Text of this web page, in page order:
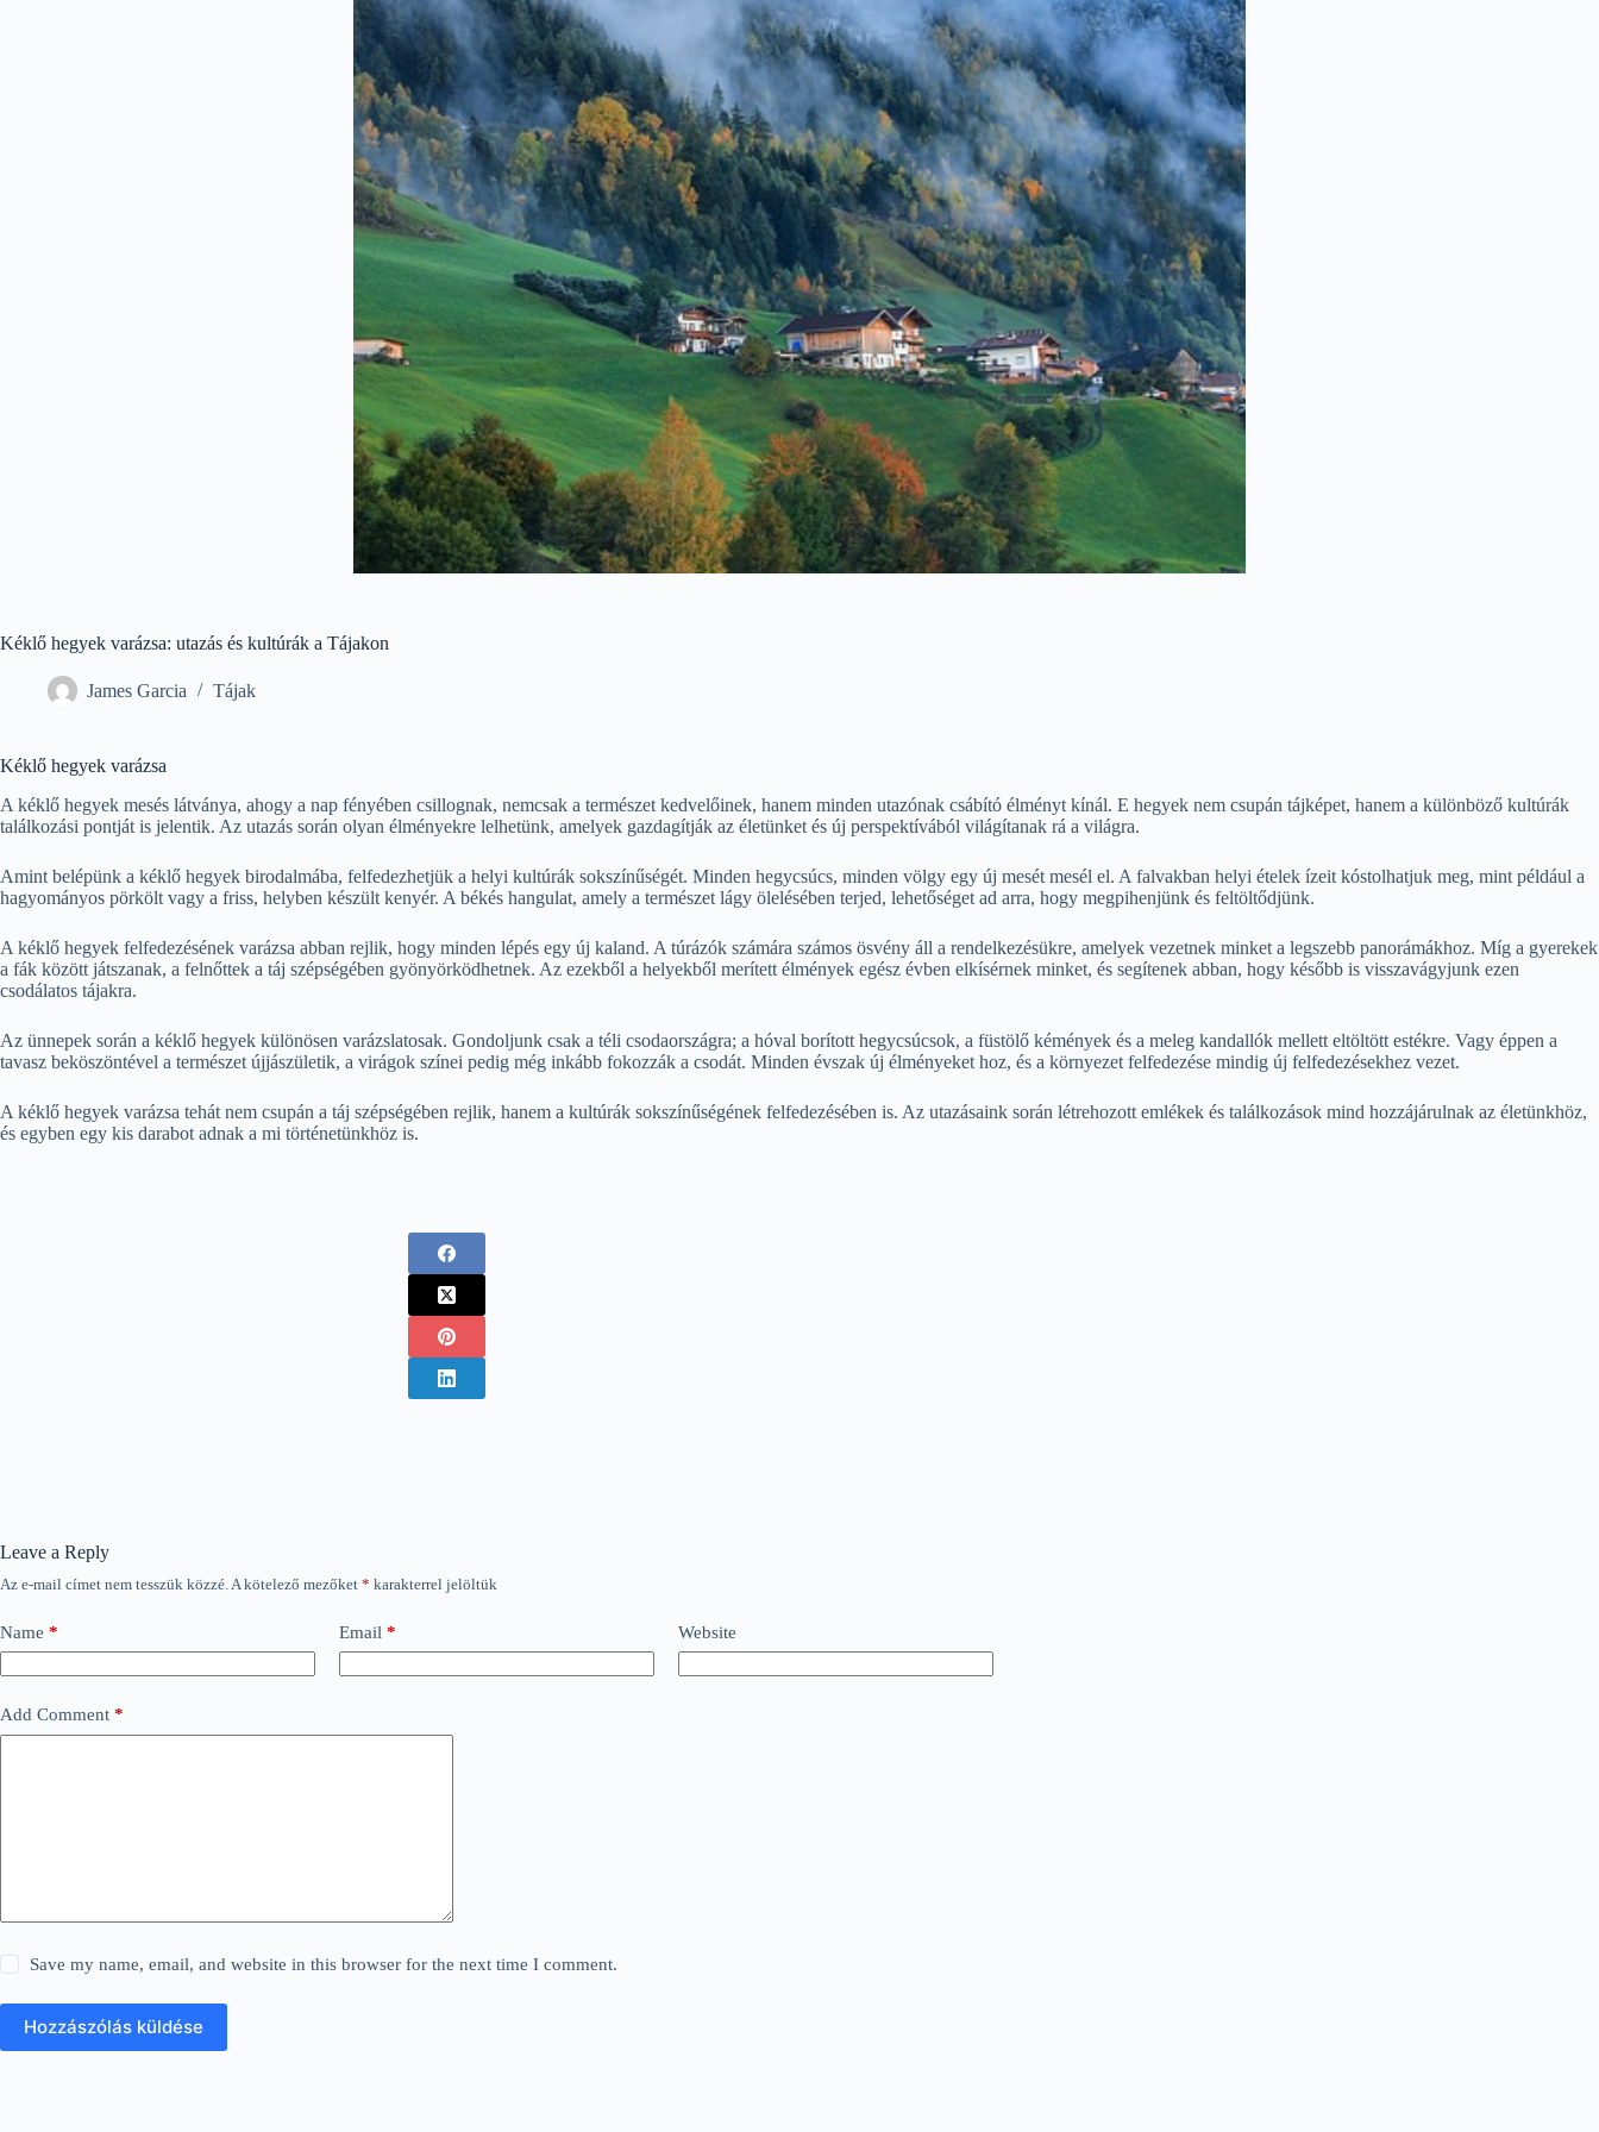
Kéklő hegyek varázsa: utazás és kultúrák a Tájakon
James Garcia Tájak
Kéklő hegyek varázsa
A kéklő hegyek mesés látványa, ahogy a nap fényében csillognak, nemcsak a természet kedvelőinek, hanem minden utazónak csábító élményt kínál. E hegyek nem csupán tájképet, hanem a különböző kultúrák
találkozási pontját is jelentik. Az utazás során olyan élményekre lelhetünk, amelyek gazdagítják az életünket és új perspektívából világítanak rá a világra.
Amint belépünk a kéklő hegyek birodalmába, felfedezhetjük a helyi kultúrák sokszínűségét. Minden hegycsúcs, minden völgy egy új mesét mesél el. A falvakban helyi ételek ízeit kóstolhatjuk meg, mint például a
hagyományos pörkölt vagy a friss, helyben készült kenyér. A békés hangulat, amely a természet lágy ölelésében terjed, lehetőséget ad arra, hogy megpihenjünk és feltöltődjünk.
A kéklő hegyek felfedezésének varázsa abban rejlik, hogy minden lépés egy új kaland. A túrázók számára számos ösvény áll a rendelkezésükre, amelyek vezetnek minket a legszebb panorámákhoz. Míg a gyerekek
a fák között játszanak, a felnőttek a táj szépségében gyönyörködhetnek. Az ezekből a helyekből merített élmények egész évben elkísérnek minket, és segítenek abban, hogy később is visszavágyjunk ezen
csodálatos tájakra.
Az ünnepek során a kéklő hegyek különösen varázslatosak. Gondoljunk csak a téli csodaországra; a hóval borított hegycsúcsok, a füstölő kémények és a meleg kandallók mellett eltöltött estékre. Vagy éppen a
tavasz beköszöntével a természet újjászületik, a virágok színei pedig még inkább fokozzák a csodát. Minden évszak új élményeket hoz, és a környezet felfedezése mindig új felfedezésekhez vezet.
A kéklő hegyek varázsa tehát nem csupán a táj szépségében rejlik, hanem a kultúrák sokszínűségének felfedezésében is. Az utazásaink során létrehozott emlékek és találkozások mind hozzájárulnak az életünkhöz,
és egyben egy kis darabot adnak a mi történetünkhöz is.
Leave a Reply
Az e-mail címet nem tesszük közzé. A kötelező mezőket * karakterrel jelöltük
Name * Email * Website
Add Comment *
Save my name, email, and website in this browser for the next time I comment.
Hozzászólás küldése